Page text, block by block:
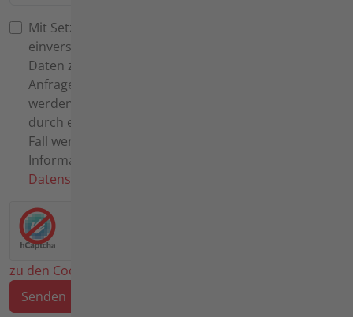
Mit Setzen des Häkchens erklären Sie sich
einverstanden, dass die von Ihnen angegebenen
Daten zweckgebunden zur Beantwortung Ihrer
Anfrage elektronisch erhoben und gespeichert
werden. Diese Einwilligung können Sie jederzeit
durch eine Nachricht an uns widerrufen. In diesem
Fall werden Ihre Daten umgehend gelöscht. Weitere
Informationen entnehmen Sie bitte unserer
Datenschutzerklärung.
zu den Cookie-Einstellungen
Senden